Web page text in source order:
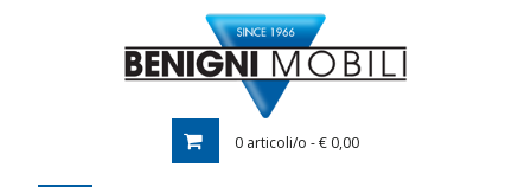
0 articoli/o - € 0,00